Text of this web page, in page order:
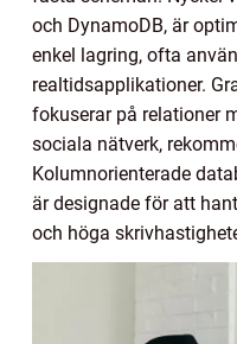
och DynamoDB, är
enkel lagring, ofta
realtidsapplikationer.
fokuserar på relationer
sociala nätverk,
Kolumnorienterade
är designade för att
och höga